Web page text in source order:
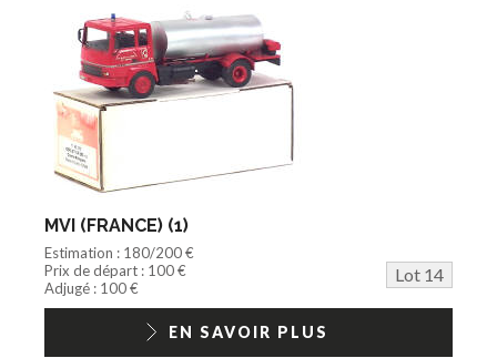
MVI (FRANCE) (1)
Estimation : 180/200 €
Prix de départ : 100 €
Lot 14
Adjugé : 100 €
EN SAVOIR PLUS